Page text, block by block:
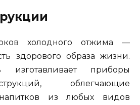
холодного отжима —
здорового образа жизни.
изготавливает приборы
облегчающие
из любых видов